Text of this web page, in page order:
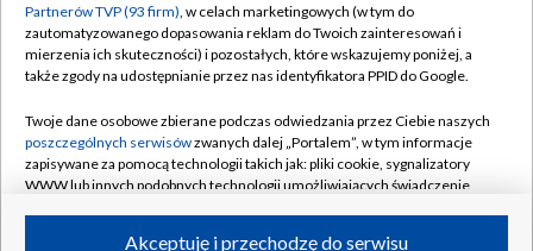
Biuro Reklamy
Oferta Handlowa
Emisja w TVP
Rada Programowa
Ogłoszenia przetargowe
Moje zgody
Biuro reklamy
Kanały
©2026 Telewizja Polska Spółka Akcyjna w likwidacji
Partnerów TVP (93 firm), w celach marketingowych (w tym do
zautomatyzowanego dopasowania reklam do Twoich zainteresowań i
mierzenia ich skuteczności) i pozostałych, które wskazujemy poniżej, a
także zgody na udostępnianie przez nas identyfikatora PPID do Google.
Twoje dane osobowe zbierane podczas odwiedzania przez Ciebie naszych
poszczególnych serwisówzwanych dalej „Portalem”, w tym informacje
zapisywane za pomocą technologii takich jak: pliki cookie, sygnalizatory
WWW lub innych podobnych technologii umożliwiających świadczenie
Akceptuję i przechodzę do serwisu